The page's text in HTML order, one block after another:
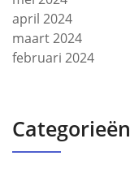
april 2024
maart 2024
februari 2024
Categorieën